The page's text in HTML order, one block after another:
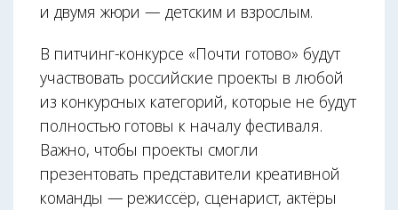
и двумя жюри — детским и взрослым.
В питчинг-конкурсе «Почти готово» будут
участвовать российские проекты в любой
из конкурсных категорий, которые не будут
полностью готовы к началу фестиваля.
Важно, чтобы проекты смогли
презентовать представители креативной
команды — режиссёр, сценарист, актёры